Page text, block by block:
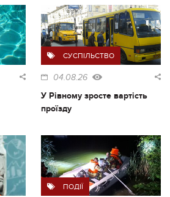
СУСПІЛЬСТВО
04.08.26
У Рівному зросте вартість
проїзду
ПОДІЇ